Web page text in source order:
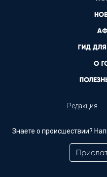
ГИД
О
Редакция
Знаете о происшествии?